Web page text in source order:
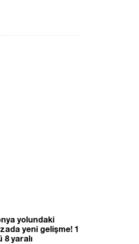
yolundaki
yeni gelişme! 1
8 yaralı